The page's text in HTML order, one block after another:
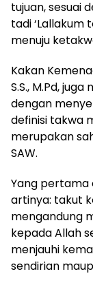
tujuan, sesuai
tadi ‘Lallakum
menuju
Kakan
S.S., M.Pd,
dengan
definisi takwa
merupakan
SAW.
Yang pertama
artinya: takut
mengandung
kepada Allah
menjauhi
sendirian